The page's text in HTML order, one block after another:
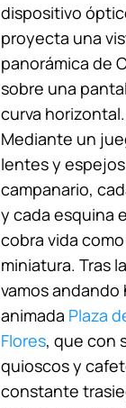
dispositivo
proyecta una
panorámica de
sobre una
curva horizontal.
Mediante un
lentes y
campanario,
y cada esquina
cobra vida
miniatura. Tras
vamos andando
animada Plaza
Flores, que con
quioscos y
constante